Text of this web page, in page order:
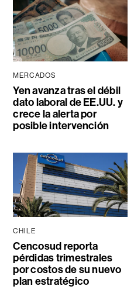
MERCADOS
Yen avanza tras el débil
dato laboral de EE.UU. y
crece la alerta por
posible intervención
CHILE
Cencosud reporta
pérdidas trimestrales
por costos de su nuevo
plan estratégico